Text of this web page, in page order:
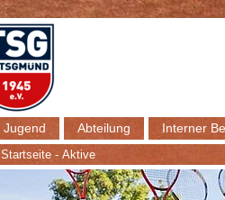
Jugend Abteilung Interner
Startseite- Aktive